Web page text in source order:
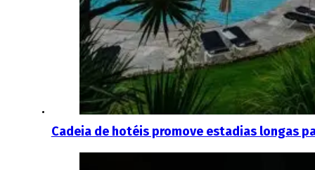
Cadeia de hotéis promove estadias longas